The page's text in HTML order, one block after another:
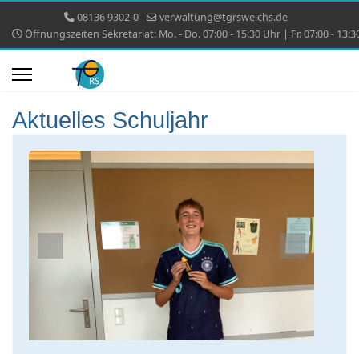
08136 9302-0
verwaltung@tgrsweichs.de
Öffnungszeiten Sekretariat: Mo. - Do. 07:00 - 15:30 Uhr | Fr. 07:00 -
Aktuelles Schuljahr
Previous Next